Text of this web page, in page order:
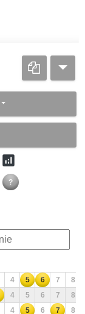
analytics
?
4 5 6 7
8
4 5 6 7
8
4 5 6 7
8